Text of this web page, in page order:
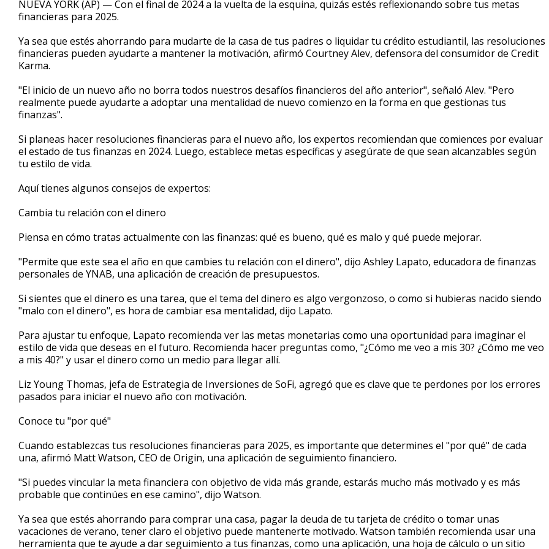
NUEVA YORK (AP) — Con el final de 2024 a la vuelta de la esquina, quizás estés reflexionando sobre tus metas
financieras para 2025.
Ya sea que estés ahorrando para mudarte de la casa de tus padres o liquidar tu crédito estudiantil, las resoluciones
financieras pueden ayudarte a mantener la motivación, afirmó Courtney Alev, defensora del consumidor de Credit
Karma.
"El inicio de un nuevo año no borra todos nuestros desafíos financieros del año anterior", señaló Alev. "Pero
realmente puede ayudarte a adoptar una mentalidad de nuevo comienzo en la forma en que gestionas tus
finanzas".
Si planeas hacer resoluciones financieras para el nuevo año, los expertos recomiendan que comiences por evaluar
el estado de tus finanzas en 2024. Luego, establece metas específicas y asegúrate de que sean alcanzables según
tu estilo de vida.
Aquí tienes algunos consejos de expertos:
Cambia tu relación con el dinero
Piensa en cómo tratas actualmente con las finanzas: qué es bueno, qué es malo y qué puede mejorar.
"Permite que este sea el año en que cambies tu relación con el dinero", dijo Ashley Lapato, educadora de finanzas
personales de YNAB, una aplicación de creación de presupuestos.
Si sientes que el dinero es una tarea, que el tema del dinero es algo vergonzoso, o como si hubieras nacido siendo
"malo con el dinero", es hora de cambiar esa mentalidad, dijo Lapato.
Para ajustar tu enfoque, Lapato recomienda ver las metas monetarias como una oportunidad para imaginar el
estilo de vida que deseas en el futuro. Recomienda hacer preguntas como, "¿Cómo me veo a mis 30? ¿Cómo me veo
a mis 40?" y usar el dinero como un medio para llegar allí.
Liz Young Thomas, jefa de Estrategia de Inversiones de SoFi, agregó que es clave que te perdones por los errores
pasados para iniciar el nuevo año con motivación.
Conoce tu "por qué"
Cuando establezcas tus resoluciones financieras para 2025, es importante que determines el "por qué" de cada
una, afirmó Matt Watson, CEO de Origin, una aplicación de seguimiento financiero.
"Si puedes vincular la meta financiera con objetivo de vida más grande, estarás mucho más motivado y es más
probable que continúes en ese camino", dijo Watson.
Ya sea que estés ahorrando para comprar una casa, pagar la deuda de tu tarjeta de crédito o tomar unas
vacaciones de verano, tener claro el objetivo puede mantenerte motivado. Watson también recomienda usar una
herramienta que te ayude a dar seguimiento a tus finanzas, como una aplicación, una hoja de cálculo o un sitio